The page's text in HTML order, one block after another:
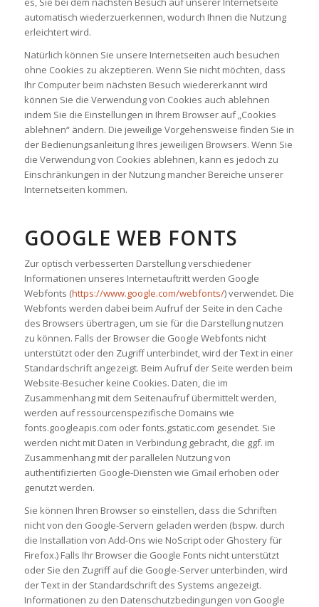
automatisch wiederzuerkennen, wodurch Ihnen die Nutzung
erleichtert wird.
Natürlich können Sie unsere Internetseiten auch besuchen
ohne Cookies zu akzeptieren. Wenn Sie nicht möchten, dass
Ihr Computer beim nächsten Besuch wiedererkannt wird
können Sie die Verwendung von Cookies auch ablehnen
indem Sie die Einstellungen in Ihrem Browser auf „Cookies
ablehnen“ ändern. Die jeweilige Vorgehensweise finden Sie in
der Bedienungsanleitung Ihres jeweiligen Browsers. Wenn Sie
die Verwendung von Cookies ablehnen, kann es jedoch zu
Einschränkungen in der Nutzung mancher Bereiche unserer
Internetseiten kommen.
GOOGLE WEB FONTS
Zur optisch verbesserten Darstellung verschiedener
Informationen unseres Internetauftritt werden Google
Webfonts (https://www.google.com/webfonts/) verwendet. Die
Webfonts werden dabei beim Aufruf der Seite in den Cache
des Browsers übertragen, um sie für die Darstellung nutzen
zu können. Falls der Browser die Google Webfonts nicht
unterstützt oder den Zugriff unterbindet, wird der Text in einer
Standardschrift angezeigt. Beim Aufruf der Seite werden beim
Website-Besucher keine Cookies. Daten, die im
Zusammenhang mit dem Seitenaufruf übermittelt werden,
werden auf ressourcenspezifische Domains wie
fonts.googleapis.com oder fonts.gstatic.com gesendet. Sie
werden nicht mit Daten in Verbindung gebracht, die ggf. im
Zusammenhang mit der parallelen Nutzung von
authentifizierten Google-Diensten wie Gmail erhoben oder
genutzt werden.
Sie können Ihren Browser so einstellen, dass die Schriften
nicht von den Google-Servern geladen werden (bspw. durch
die Installation von Add-Ons wie NoScript oder Ghostery für
Firefox.) Falls Ihr Browser die Google Fonts nicht unterstützt
oder Sie den Zugriff auf die Google-Server unterbinden, wird
der Text in der Standardschrift des Systems angezeigt.
Informationen zu den Datenschutzbedingungen von Google